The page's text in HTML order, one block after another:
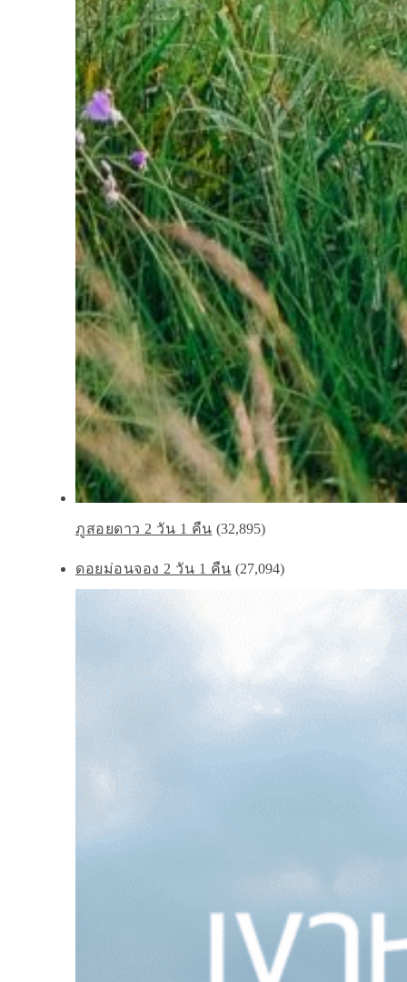
ภูสอยดาว 2 วัน 1 คืน (32,895)
ดอยม่อนจอง 2 วัน 1 คืน (27,094)